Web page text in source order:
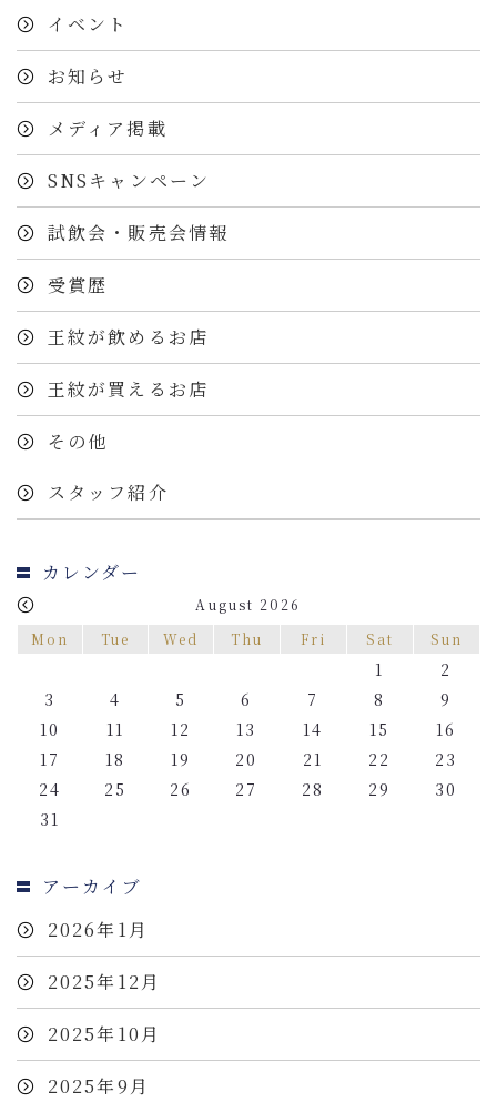
イベント
お知らせ
メディア掲載
SNSキャンペーン
試飲会・販売会情報
受賞歴
王紋が飲めるお店
王紋が買えるお店
その他
スタッフ紹介
カレンダー
August 2026
Mon
Tue Wed Thu Fri Sat Sun
1
2
3
4 5 6 7 8
9
10
11 12 13 14 15
16
17
18 19 20 21 22
23
24
25 26 27 28 29
30
31
アーカイブ
2026年1月
2025年12月
2025年10月
2025年9月